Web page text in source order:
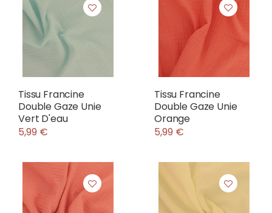
Tissu Francine
Double Gaze Unie
Vert D'eau
5,99 €
Tissu Francine
Double Gaze Unie
Orange
5,99 €